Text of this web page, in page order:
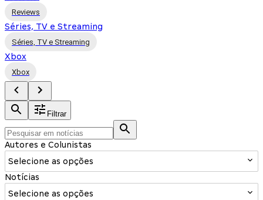
Reviews
Séries, TV e Streaming
Séries, TV e Streaming
Xbox
Xbox
Filtrar
Autores e Colunistas
Selecione as opções
Notícias
Selecione as opções